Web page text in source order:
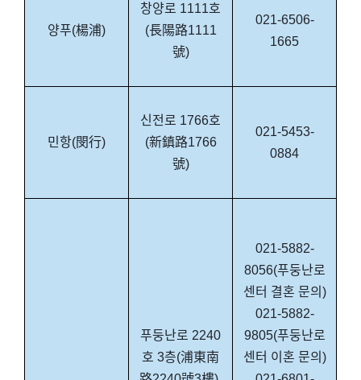
양푸(楊浦)
창양로 1111호
(長陽路1111
號)
021-6506-
1665
민항(閔行)
신전로 1766호
(新鎮路1766
號)
021-5453-
0884
푸둥난로 2240
호 3층(浦東南
021-5882-
8056(푸둥난로
센터 결혼 문의)
021-5882-
9805(푸둥난로
센터 이혼 문의)